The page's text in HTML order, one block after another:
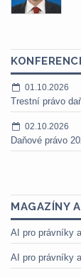
01.10.2026
Trestní právo
02.10.2026
Daňové právo
MAGAZÍNY
AI pro právníky
AI pro právníky